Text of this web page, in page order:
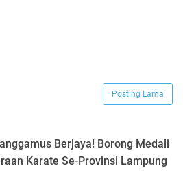
Posting Lama
Berjaya! Borong Medali
Karate Se-Provinsi Lampung